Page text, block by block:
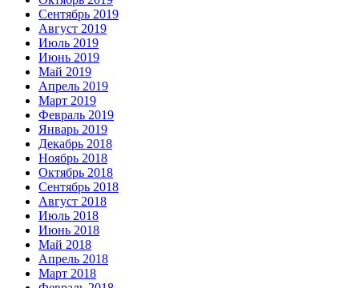
Сентябрь 2019
Август 2019
Июль 2019
Июнь 2019
Май 2019
Апрель 2019
Март 2019
Февраль 2019
Январь 2019
Декабрь 2018
Ноябрь 2018
Октябрь 2018
Сентябрь 2018
Август 2018
Июль 2018
Июнь 2018
Май 2018
Апрель 2018
Март 2018